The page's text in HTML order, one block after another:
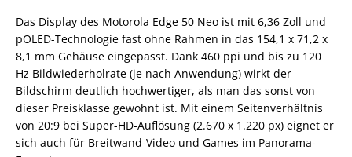
Das Display des Motorola Edge 50 Neo ist mit 6,36 Zoll und
pOLED-Technologie fast ohne Rahmen in das 154,1 x 71,2 x
8,1 mm Gehäuse eingepasst. Dank 460 ppi und bis zu 120
Hz Bildwiederholrate (je nach Anwendung) wirkt der
Bildschirm deutlich hochwertiger, als man das sonst von
dieser Preisklasse gewohnt ist. Mit einem Seitenverhältnis
von 20:9 bei Super-HD-Auflösung (2.670 x 1.220 px) eignet er
sich auch für Breitwand-Video und Games im Panorama-